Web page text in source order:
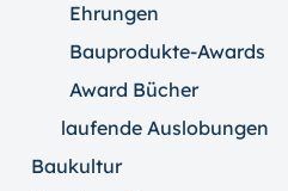
Ehrungen
Bauprodukte-Awards
Award Bücher
laufende Auslobungen
Baukultur